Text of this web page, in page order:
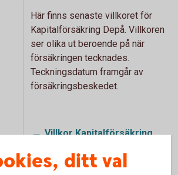
Här finns senaste villkoret för
Kapitalförsäkring Depå. Villkoren
ser olika ut beroende på när
försäkringen tecknades.
Teckningsdatum framgår av
försäkringsbeskedet.
Villkor Kapitalförsäkring
ditt val